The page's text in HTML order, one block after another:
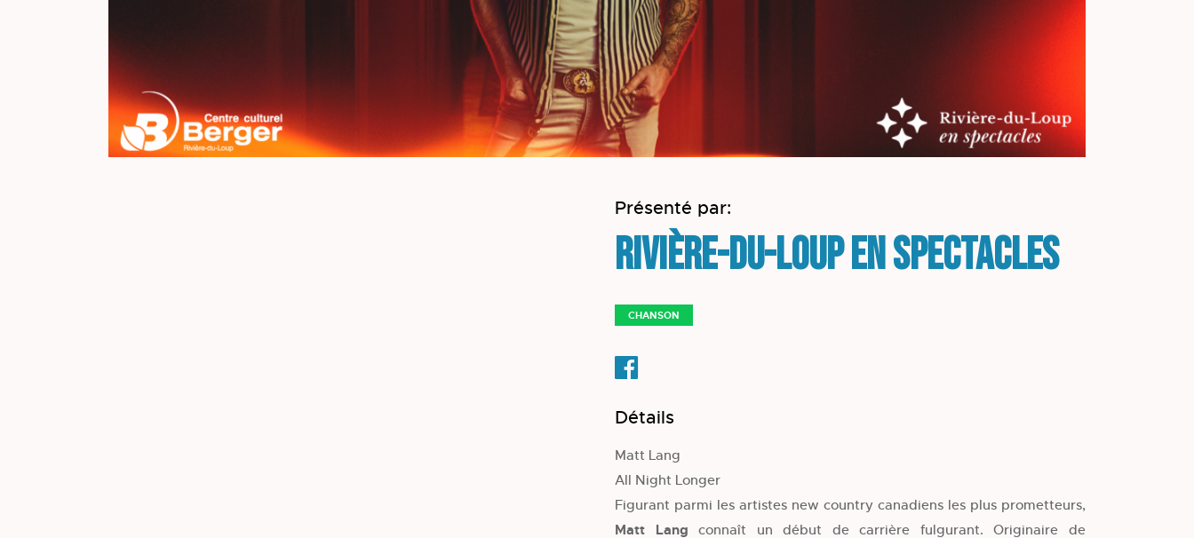
Présenté par:
Rivière-du-Loup en spectacles
CHANSON
Détails
Matt Lang
All Night Longer
Figurant parmi les artistes new country canadiens les plus prometteurs,
Matt Lang
connaît un début de carrière fulgurant. Originaire de